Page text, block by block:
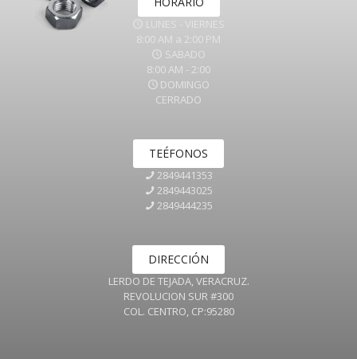
LUNES - VIERNES
8:00 AM a 2:00 PM
SABADO
8:00 AM - 2:00
DOMINGO
CERRADO
TEÉFONOS
2849441353
2849443025
2849444235
DIRECCIÓN
LERDO DE TEJADA, VERACRUZ.
REVOLUCION SUR #300
COL. CENTRO, CP:95280